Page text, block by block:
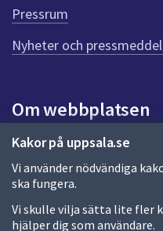
Kakor på uppsala.se
Vi använder nödvändiga
ska fungera.
Vi skulle vilja sätta lite fler
hjälper dig som användare.
e
n
n
a
d
a
Pressrum
Nyheter och
Om webbplatsen
Om webbplatsen
Allmänna handlingar och
Behandling av